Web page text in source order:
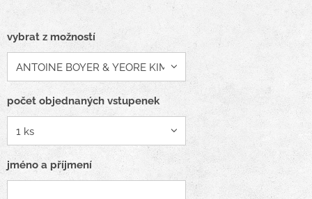
vybrat z možností
počet objednaných vstupenek
jméno a příjmení